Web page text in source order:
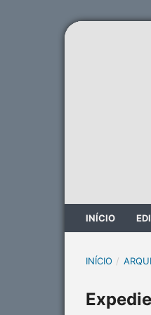
INÍCIO
INÍCIO /